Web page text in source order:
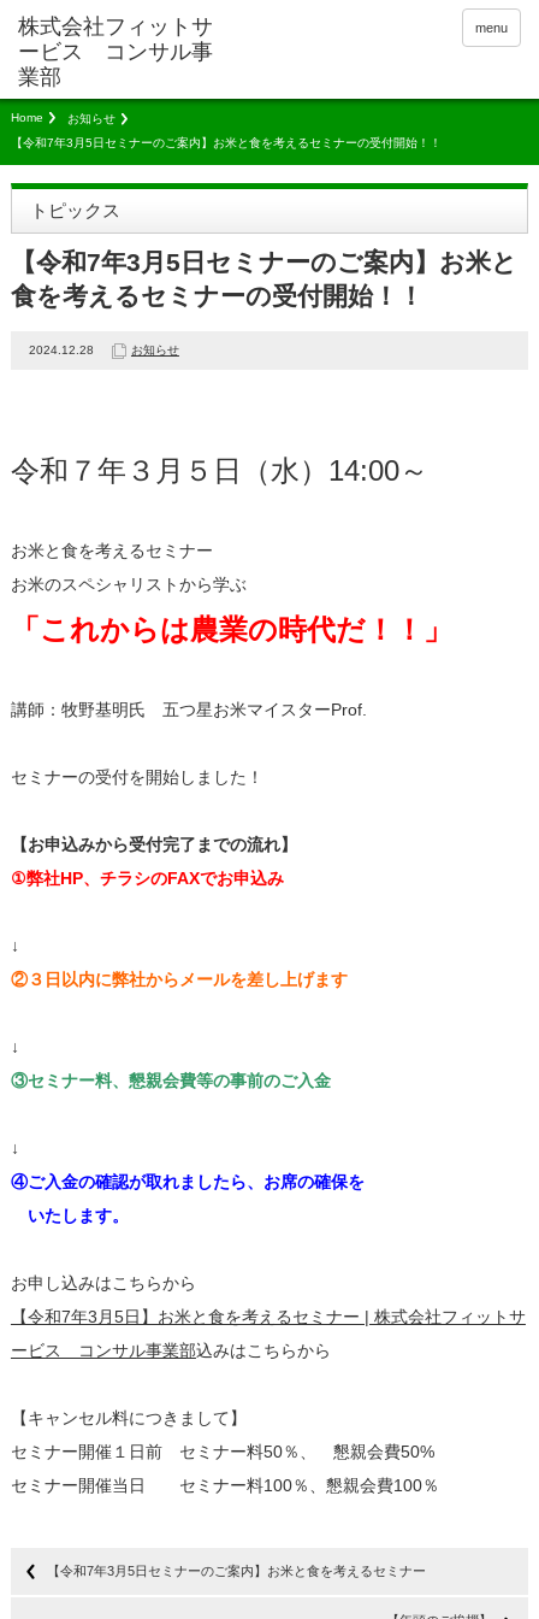
menu
Home
お知らせ
【令和7年3月5日セミナーのご案内】お米と食を考えるセミナーの受付開始！！
トピックス
【令和7年3月5日セミナーのご案内】お米と
食を考えるセミナーの受付開始！！
2024.12.28 お知らせ
令和７年３月５日（水）14:00～
お米と食を考えるセミナー
お米のスペシャリストから学ぶ
「これからは農業の時代だ！！」
講師：牧野基明氏 五つ星お米マイスターProf.
セミナーの受付を開始しました！
【お申込みから受付完了までの流れ】
①弊社HP、チラシのFAXでお申込み
↓
②３日以内に弊社からメールを差し上げます
↓
③セミナー料、懇親会費等の事前のご入金
↓
④ご入金の確認が取れましたら、お席の確保を
いたします。
お申し込みはこちらから
【令和7年3月5日】お米と食を考えるセミナー | 株式会社フィットサ
ービス コンサル事業部込みはこちらから
【キャンセル料につきまして】
セミナー開催１日前 セミナー料50％、 懇親会費50%
セミナー開催当日 セミナー料100％、懇親会費100％
【令和7年3月5日セミナーのご案内】お米と食を考えるセミナー